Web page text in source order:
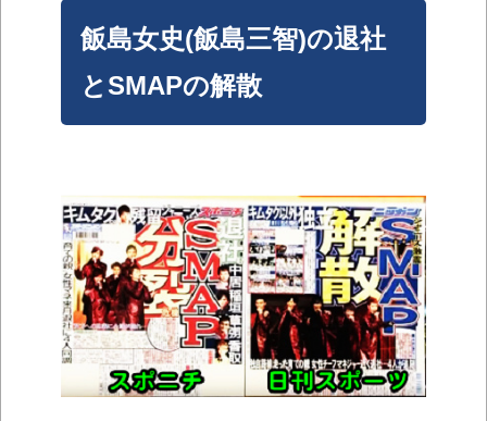
飯島女史(飯島三智)の退社
とSMAPの解散